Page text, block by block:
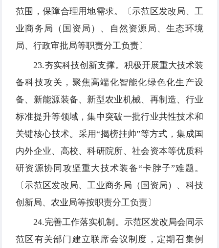
范围，保障合理用地需求。〔示范区发改局、工
业商务局（国资局）、自然资源局、生态环境
局、行政审批局等职责分工负责〕
23.夯实科技创新支撑。积极开展重大技术装
备科技攻关，聚焦高端化智能化绿色化生产设
备、新能源装备、新型农业机械、再制造、行业
标准提升等领域，集中突破一批行业共性技术和
关键核心技术。采用“揭榜挂帅”等方式，集成国
内外企业、高校、科研院所、社会资本等优质科
研资源协同攻坚重大技术装备“卡脖子”难题。
〔示范区发改局、工业商务局（国资局）、科技
创新局、农业局等按职责分工负责〕
24.完善工作落实机制。示范区发改局会同示
范区有关部门建立联席会议制度，定期召集例